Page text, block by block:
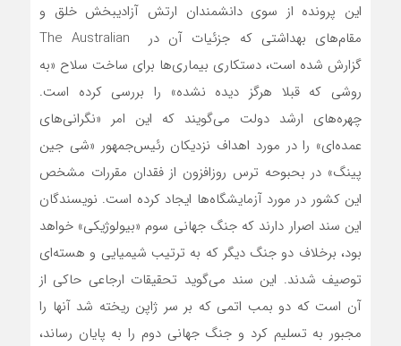
این پرونده از سوی دانشمندان ارتش آزادیبخش خلق و
مقام‌های بهداشتی که جزئیات آن در The Australian
گزارش شده است، دستکاری بیماری‌ها برای ساخت سلاح «به
روشی که قبلا هرگز دیده نشده» را بررسی کرده است.
چهره‌های ارشد دولت می‌گویند که این امر «نگرانی‌های
عمده‌ای» را در مورد اهداف نزدیکان رئیس‌جمهور «شی جین
پینگ» در بحبوحه ترس روزافزون از فقدان مقررات مشخص
این کشور در مورد آزمایشگاه‌ها ایجاد کرده است. نویسندگان
این سند اصرار دارند که جنگ جهانی سوم «بیولوژیکی» خواهد
بود، برخلاف دو جنگ دیگر که به ترتیب شیمیایی و هسته‌ای
توصیف شدند. این سند می‌گوید تحقیقات ارجاعی حاکی از
آن است که دو بمب اتمی که بر سر ژاپن ریخته شد آنها را
مجبور به تسلیم کرد و جنگ جهانی دوم را به پایان رساند،